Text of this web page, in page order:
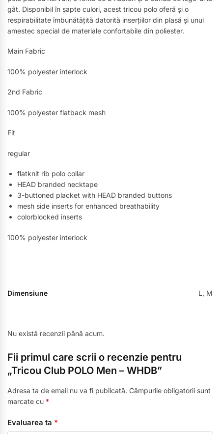
gât. Disponibil în șapte culori, acest tricou polo oferă și o
respirabilitate îmbunătățită datorită inserțiilor din plasă și unui
amestec special de materiale confortabile din poliester.
Main Fabric
100% polyester interlock
2nd Fabric
100% polyester flatback mesh
Fit
regular
flatknit rib polo collar
HEAD branded necktape
3-buttoned placket with HEAD branded buttons
mesh side inserts for enhanced breathability
colorblocked inserts
100% polyester interlock
Dimensiune L, M
Nu există recenzii până acum.
Fii primul care scrii o recenzie pentru
„Tricou Club POLO Men – WHDB”
Adresa ta de email nu va fi publicată. Câmpurile obligatorii sunt
marcate cu *
Evaluarea ta *